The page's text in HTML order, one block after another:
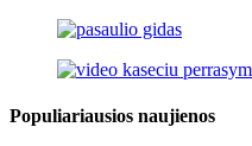
Populiariausios naujienos